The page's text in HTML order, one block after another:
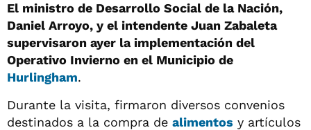
El ministro de Desarrollo Social de la Nación,
Daniel Arroyo, y el intendente Juan Zabaleta
supervisaron ayer la implementación del
Operativo Invierno en el Municipio de
Hurlingham.
Durante la visita, firmaron diversos convenios
destinados a la compra de alimentos y artículos